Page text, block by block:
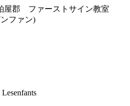
屋郡 ファーストサイン教室
ンファン)